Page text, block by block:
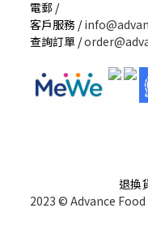
電郵 /
客戶服務 /
查詢訂單 /
退換
2023 © Advance